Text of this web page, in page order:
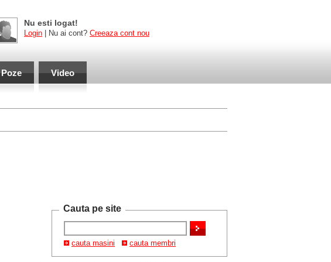
Nu esti logat!
Login | Nu ai cont? Creeaza cont nou
Poze Video
Cauta pe site
cauta masini cauta membri